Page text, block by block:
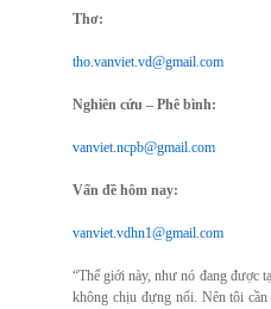
Thơ:
tho.vanviet.vd@gmail.com
Nghiên cứu – Phê bình:
vanviet.ncpb@gmail.com
Vấn đề hôm nay:
vanviet.vdhn1@gmail.com
“Thế giới này, như nó đang được
không chịu đựng nổi. Nên tôi cần